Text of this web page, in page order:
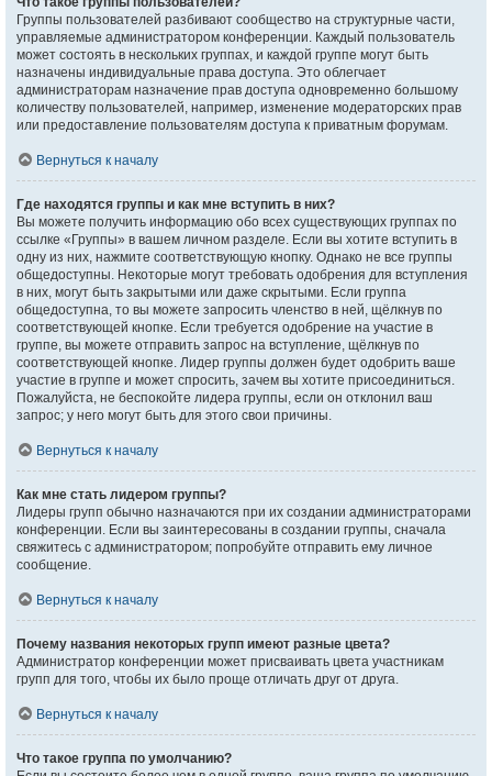
Группы пользователей разбивают сообщество на структурные части,
управляемые администратором конференции. Каждый пользователь
может состоять в нескольких группах, и каждой группе могут быть
назначены индивидуальные права доступа. Это облегчает
администраторам назначение прав доступа одновременно большому
количеству пользователей, например, изменение модераторских прав
или предоставление пользователям доступа к приватным форумам.
Вернуться к началу
Где находятся группы и как мне вступить в них?
Вы можете получить информацию обо всех существующих группах по
ссылке «Группы» в вашем личном разделе. Если вы хотите вступить в
одну из них, нажмите соответствующую кнопку. Однако не все группы
общедоступны. Некоторые могут требовать одобрения для вступления
в них, могут быть закрытыми или даже скрытыми. Если группа
общедоступна, то вы можете запросить членство в ней, щёлкнув по
соответствующей кнопке. Если требуется одобрение на участие в
группе, вы можете отправить запрос на вступление, щёлкнув по
соответствующей кнопке. Лидер группы должен будет одобрить ваше
участие в группе и может спросить, зачем вы хотите присоединиться.
Пожалуйста, не беспокойте лидера группы, если он отклонил ваш
запрос; у него могут быть для этого свои причины.
Вернуться к началу
Как мне стать лидером группы?
Лидеры групп обычно назначаются при их создании администраторами
конференции. Если вы заинтересованы в создании группы, сначала
свяжитесь с администратором; попробуйте отправить ему личное
сообщение.
Вернуться к началу
Почему названия некоторых групп имеют разные цвета?
Администратор конференции может присваивать цвета участникам
групп для того, чтобы их было проще отличать друг от друга.
Вернуться к началу
Что такое группа по умолчанию?